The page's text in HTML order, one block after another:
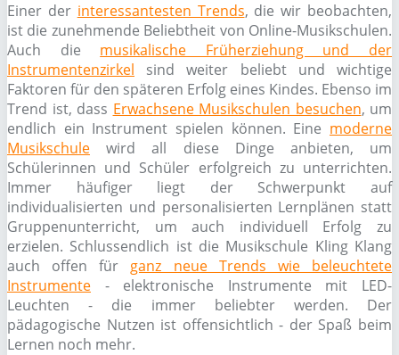
Einer der interessantesten Trends, die wir beobachten,
ist die zunehmende Beliebtheit von Online-Musikschulen.
Auch die musikalische Früherziehung und der
Instrumentenzirkel sind weiter beliebt und wichtige
Faktoren für den späteren Erfolg eines Kindes. Ebenso im
Trend ist, dass Erwachsene Musikschulen besuchen, um
endlich ein Instrument spielen können. Eine moderne
Musikschule wird all diese Dinge anbieten, um
Schülerinnen und Schüler erfolgreich zu unterrichten.
Immer häufiger liegt der Schwerpunkt auf
individualisierten und personalisierten Lernplänen statt
Gruppenunterricht, um auch individuell Erfolg zu
erzielen. Schlussendlich ist die Musikschule Kling Klang
auch offen für ganz neue Trends wie beleuchtete
Instrumente - elektronische Instrumente mit LED-
Leuchten - die immer beliebter werden. Der
pädagogische Nutzen ist offensichtlich - der Spaß beim
Lernen noch mehr.